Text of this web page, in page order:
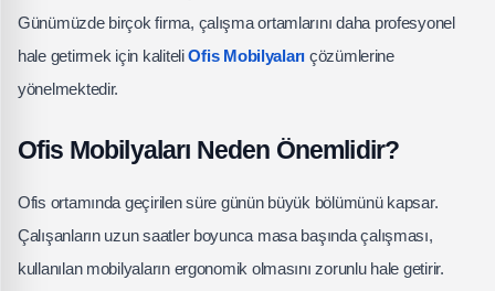
Günümüzde birçok firma, çalışma ortamlarını daha profesyonel
hale getirmek için kaliteli Ofis Mobilyaları çözümlerine
yönelmektedir.
Ofis Mobilyaları Neden Önemlidir?
Ofis ortamında geçirilen süre günün büyük bölümünü kapsar.
Çalışanların uzun saatler boyunca masa başında çalışması,
kullanılan mobilyaların ergonomik olmasını zorunlu hale getirir.